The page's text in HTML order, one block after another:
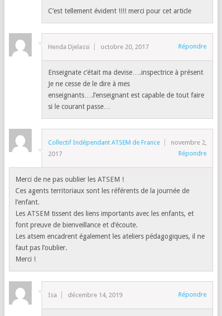
C’est tellement évident !!!! merci pour cet article
Henda Djelassi octobre 20, 2017 Répondre
Enseignate c’était ma devise….inspectrice à présent
Je ne cesse de le dire à mes
enseignants….l’enseignant est capable de tout faire
si le courant passe…
Collectif Indépendant ATSEM de France
novembre 2,
2017
Répondre
Merci de ne pas oublier les ATSEM !
Ces agents territoriaux sont les référents de la journée de
l’enfant.
Les ATSEM tissent des liens importants avec les enfants, et
font preuve de bienveillance et d’écoute.
Les atsem encadrent également les ateliers pédagogiques, il ne
faut pas l’oublier.
Merci !
Isa décembre 14, 2019 Répondre